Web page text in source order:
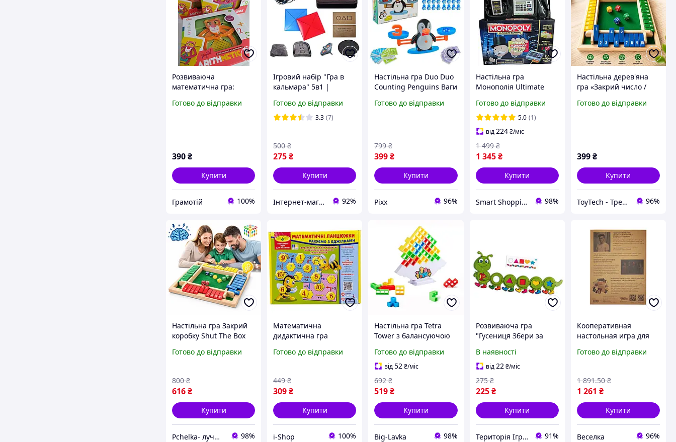
Розвиваюча
математична гра:
множення M9G
Готово до відправки
390₴
Купити
Грамотій 100%
Ігровий набір "Гра в
кальмара" 5в1 |
картками та
випробуваннями
Готово до відправки
3.3 (7)
275₴
500 ₴
Купити
Інтернет-магазин Khoztovar.com.ua 92%
Настільна гра Duo Duo
Counting Penguins Ваги
гра для дітей
Готово до відправки
399₴
799 ₴
Купити
Pixx 96%
Настільна гра
Монополія Ultimate
банківським
терміналом і
кредитними картками
(6118С)
Готово до відправки
5.0 (1)
від224 ₴/міс
1 345 ₴
1 499 ₴
Купити
Smart Shopping 98%
Настільна дерев'яна
гра «Закрий число /
The Box, Розвиває
Готово до відправки
399₴
Купити
ToyTech - Трендові Іграшки та Гаджети 2021 96%
Настільна гра Закрий
коробку Shut The Box
Класична дерев яна з
логіку та рахунок
Готово до відправки
616₴
800 ₴
Купити
Pchelka- лучший выбор 98%
Математична
дидактична гра
додавання та
Готово до відправки
309₴
449 ₴
Купити
i-Shop 100%
Настільна гра Tetra
Tower з балансуючою
Готово до відправки
від52₴/міс
519₴
692 ₴
Купити
Big-Lavka 98%
Розвиваюча гра
"Гусениця Збери за
(ПСД245) PSD245 з
картками, World-of-Toys
В наявності
від22 ₴/міс
225 ₴
275 ₴
Купити
Територія Іграшок 91%
Кооперативная
настольная игра для
расследование
детективным сюжетом
FLAME
Готово до відправки
1 261 ₴
1 891.50 ₴
Купити
Веселка 96%